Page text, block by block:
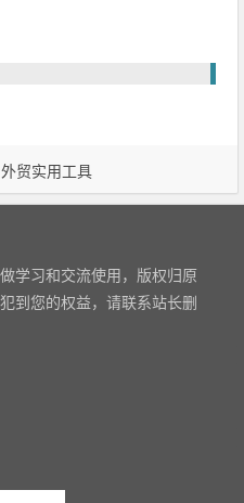
外贸实用工具
学习和交流使用，版权归原
到您的权益，请联系站长删